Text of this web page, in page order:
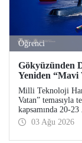
Öğrenci
Gökyüzünden
Yeniden “Mavi
Milli Teknoloji
Vatan” temasıyla
kapsamında 20-
Komutanlığı’nda
denizcilik ve su
03 Ağu 2026